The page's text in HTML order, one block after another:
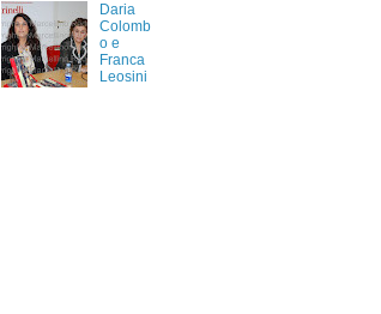
Daria
Colomb
o e
Franca
Leosini